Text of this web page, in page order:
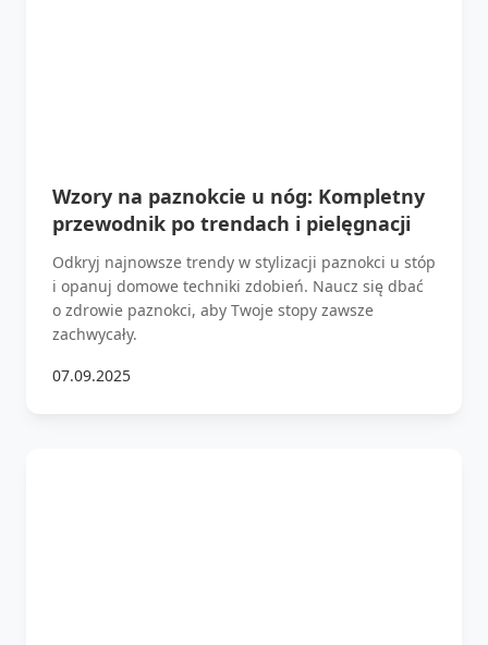
Wzory na paznokcie u nóg: Kompletny
przewodnik po trendach i pielęgnacji
Odkryj najnowsze trendy w stylizacji paznokci u stóp
i opanuj domowe techniki zdobień. Naucz się dbać
o zdrowie paznokci, aby Twoje stopy zawsze
zachwycały.
07.09.2025